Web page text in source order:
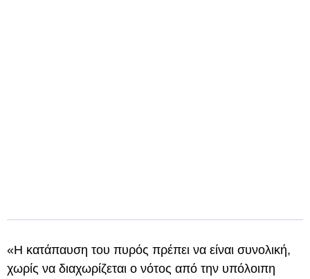
«Η κατάπαυση του πυρός πρέπει να είναι συνολική,
χωρίς να διαχωρίζεται ο νότος από την υπόλοιπη